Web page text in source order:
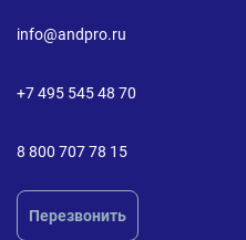
info@andpro.ru
+7 495 545 48 70
8 800 707 78 15
Перезвонить